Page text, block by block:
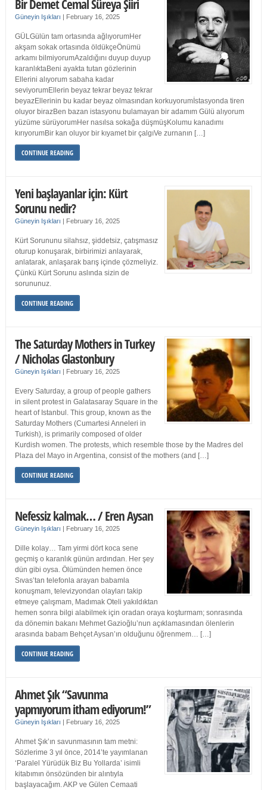
Bir Demet Cemal Süreya Şiiri
Güneyin Işıkları | February 16, 2025
GÜLGülün tam ortasında ağlıyorumHer
akşam sokak ortasında öldükçeÖnümü
arkamı bilmiyorumAzaldığını duyup duyup
karanlıktaBeni ayakta tutan gözlerinin
Ellerini alıyorum sabaha kadar
seviyorumEllerin beyaz tekrar beyaz tekrar
beyazEllerinin bu kadar beyaz olmasından korkuyorumİstasyonda tiren
oluyor birazBen bazan istasyonu bulamayan bir adamım Gülü alıyorum
yüzüme sürüyorumHer nasılsa sokağa düşmüşKolumu kanadımı
kırıyorumBir kan oluyor bir kıyamet bir çalgıVe zurnanın […]
CONTINUE READING
Yeni başlayanlar için: Kürt
Sorunu nedir?
Güneyin Işıkları | February 16, 2025
Kürt Sorununu silahsız, şiddetsiz, çatışmasız
oturup konuşarak, birbirimizi anlayarak,
anlatarak, anlaşarak barış içinde çözmeliyiz.
Çünkü Kürt Sorunu aslında sizin de
sorununuz.
CONTINUE READING
The Saturday Mothers in Turkey
/ Nicholas Glastonbury
Güneyin Işıkları | February 16, 2025
Every Saturday, a group of people gathers
in silent protest in Galatasaray Square in the
heart of Istanbul. This group, known as the
Saturday Mothers (Cumartesi Anneleri in
Turkish), is primarily composed of older
Kurdish women. The protests, which resemble those by the Madres del
Plaza del Mayo in Argentina, consist of the mothers (and […]
CONTINUE READING
Nefessiz kalmak… / Eren Aysan
Güneyin Işıkları | February 16, 2025
Dille kolay… Tam yirmi dört koca sene
geçmiş o karanlık günün ardından. Her şey
dün gibi oysa. Ölümünden hemen önce
Sıvas’tan telefonla arayan babamla
konuşmam, televizyondan olayları takip
etmeye çalışmam, Madımak Oteli yakıldıktan
hemen sonra bilgi alabilmek için oradan oraya koşturmam; sonrasında
da dönemin bakanı Mehmet Gazioğlu’nun açıklamasından ölenlerin
arasında babam Behçet Aysan’ın olduğunu öğrenmem… […]
CONTINUE READING
Ahmet Şık “Savunma
yapmıyorum itham ediyorum!”
Güneyin Işıkları | February 16, 2025
Ahmet Şık’ın savunmasının tam metni:
Sözlerime 3 yıl önce, 2014’te yayımlanan
‘Paralel Yürüdük Biz Bu Yollarda’ isimli
kitabımın önsözünden bir alıntıyla
başlayacağım. AKP ve Gülen Cemaati